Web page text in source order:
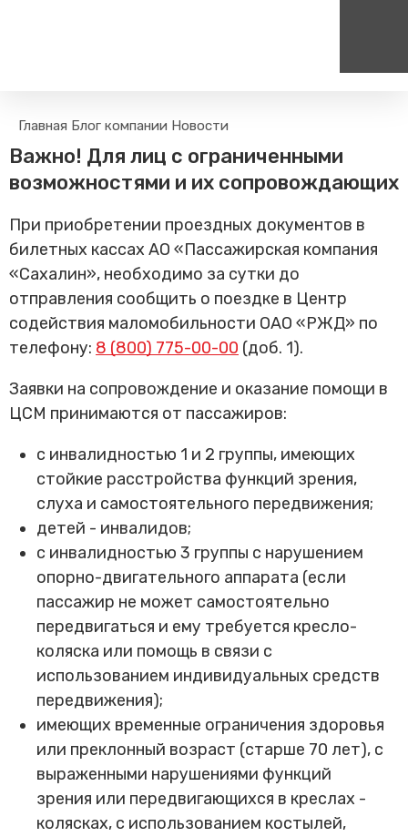
Пассажирам
Поиск по расписанию
Способы оплаты проезда
Камеры хранения
Правила
Маломобильным
пассажирам
Прочие услуги
лист
Трансфер пассажиров
на сайт
Организованные туры
Единый номер вызова экстренных служб
112
Главная Блог компании Новости
Важно! Для лиц с ограниченными
возможностями и их сопровождающих
При приобретении проездных документов в
билетных кассах АО «Пассажирская компания
«Сахалин», необходимо за сутки до
отправления сообщить о поездке в Центр
содействия маломобильности ОАО «РЖД» по
телефону: 8 (800) 775-00-00 (доб. 1).
Заявки на сопровождение и оказание помощи в
ЦСМ принимаются от пассажиров:
с инвалидностью 1 и 2 группы, имеющих
стойкие расстройства функций зрения,
слуха и самостоятельного передвижения;
детей - инвалидов;
с инвалидностью 3 группы с нарушением
опорно-двигательного аппарата (если
пассажир не может самостоятельно
передвигаться и ему требуется кресло-
коляска или помощь в связи с
использованием индивидуальных средств
передвижения);
имеющих временные ограничения здоровья
или преклонный возраст (старше 70 лет), с
выраженными нарушениями функций
зрения или передвигающихся в креслах -
колясках, с использованием костылей,